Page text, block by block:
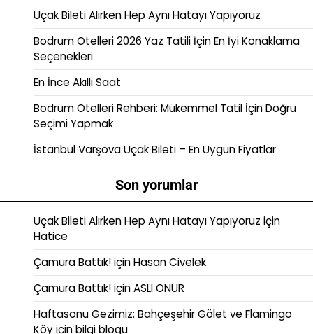
Uçak Bileti Alırken Hep Aynı Hatayı Yapıyoruz
Bodrum Otelleri 2026 Yaz Tatili İçin En İyi Konaklama
Seçenekleri
En İnce Akıllı Saat
Bodrum Otelleri Rehberi: Mükemmel Tatil İçin Doğru
Seçimi Yapmak
İstanbul Varşova Uçak Bileti – En Uygun Fiyatlar
Son yorumlar
Uçak Bileti Alırken Hep Aynı Hatayı Yapıyoruz için
Hatice
Çamura Battık!içinHasan Civelek
Çamura Battık!içinASLI ONUR
Haftasonu Gezimiz: Bahçeşehir Gölet ve Flamingo
Köyiçinbilgi blogu